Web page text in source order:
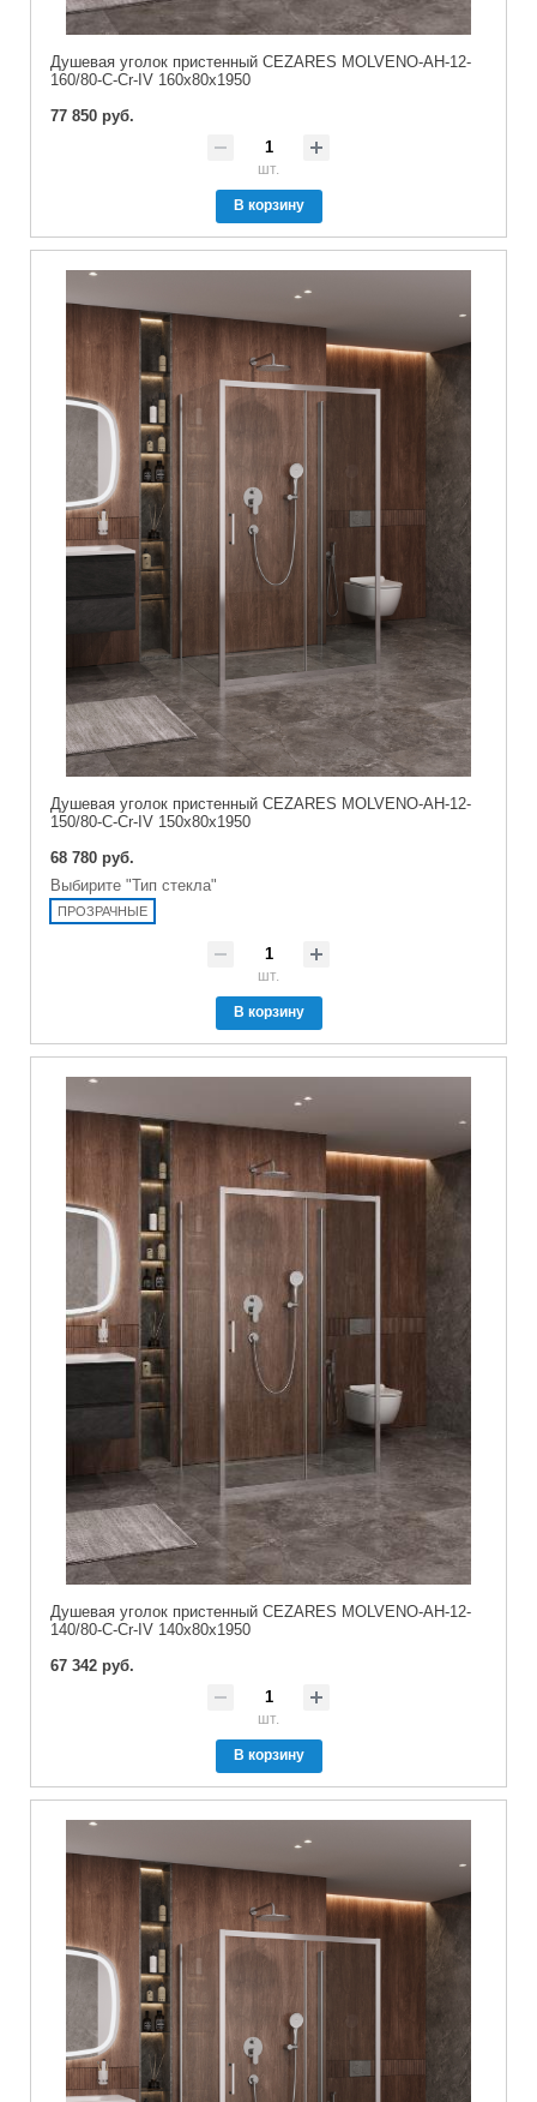
Душевая уголок пристенный CEZARES MOLVENO-AH-12-
160/80-C-Cr-IV 160x80x1950
77 850 руб.
шт.
В корзину
Душевая уголок пристенный CEZARES MOLVENO-AH-12-
150/80-C-Cr-IV 150x80x1950
68 780 руб.
Выбирите "Тип стекла"
ПРОЗРАЧНЫЕ
шт.
В корзину
Душевая уголок пристенный CEZARES MOLVENO-AH-12-
140/80-C-Cr-IV 140x80x1950
67 342 руб.
шт.
В корзину